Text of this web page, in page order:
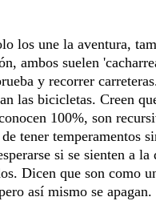
los une la aventura,
ambos suelen
y recorrer
las bicicletas. Creen
100%, son
tener temperamentos
si se sienten a
Dicen que son como
así mismo se apagan.